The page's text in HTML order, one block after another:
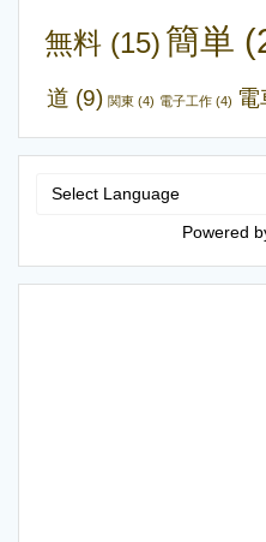
無料(15) 簡単
道 (9) 関東(4) 電子工作(4) 電
Powered